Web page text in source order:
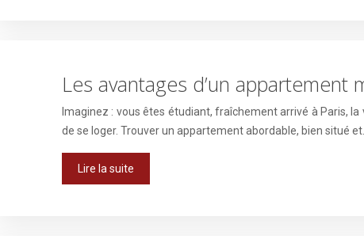
Les avantages d’un
Imaginez : vous êtes étudiant, fraîchement arrivé à Paris,
de se loger. Trouver un appartement abordable, bien situé et…
Lire la suite